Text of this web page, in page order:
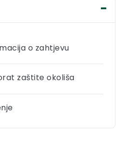
o zahtjevu
zaštite okoliša